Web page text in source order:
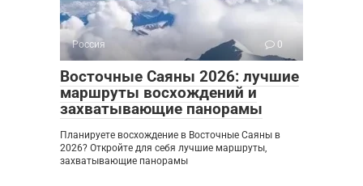
Россия 0
Восточные Саяны 2026: лучшие
маршруты восхождений и
захватывающие панорамы
Планируете восхождение в Восточные Саяны в
2026? Откройте для себя лучшие маршруты,
захватывающие панорамы